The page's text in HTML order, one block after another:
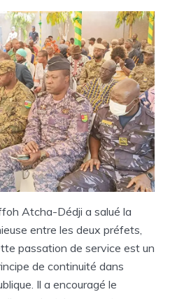
Atcha-Dédji a salué la
entre les deux préfets,
passation de service est un
de continuité dans
Il a encouragé le